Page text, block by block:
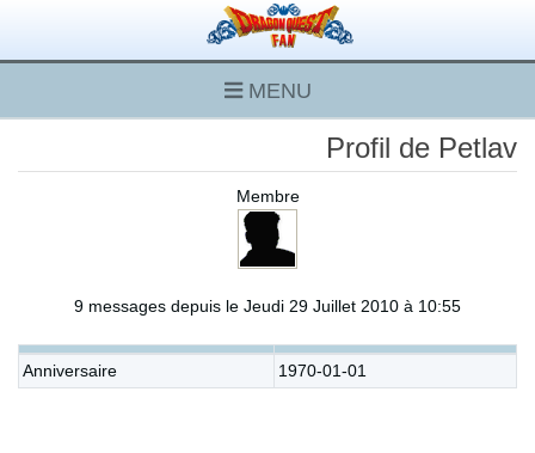
MENU
Profil de Petlav
Membre
9 messages depuis le Jeudi 29 Juillet 2010 à 10:55
Anniversaire 1970-01-01